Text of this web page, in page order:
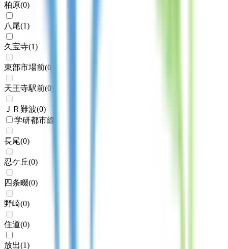
柏原(0)
八尾(1)
久宝寺(1)
東部市場前(0
天王寺駅前(0)
ＪＲ難波(0)
学研都市線
長尾(0)
忍ケ丘(0)
四条畷(0)
野崎(0)
住道(0)
放出(1)